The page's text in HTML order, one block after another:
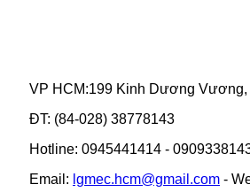
VP HCM:199 Kinh Dương Vương,
ĐT: (84-028) 38778143
Hotline: 0945441414 -
Email: lgmec.hcm@gmail.com -